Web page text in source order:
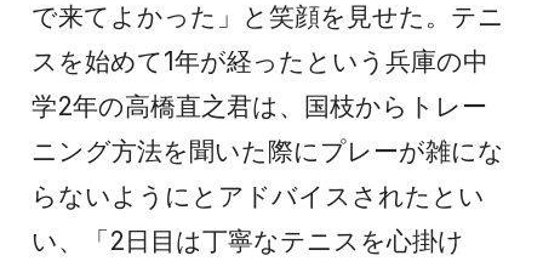
で来てよかった」と笑顔を見せた。テニ
スを始めて1年が経ったという兵庫の中
学2年の高橋直之君は、国枝からトレー
ニング方法を聞いた際にプレーが雑にな
らないようにとアドバイスされたとい
い、「2日目は丁寧なテニスを心掛け